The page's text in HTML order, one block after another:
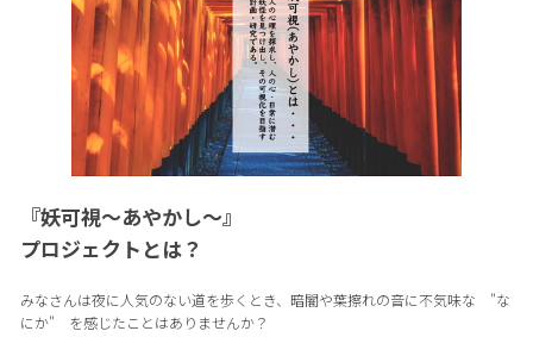
『妖可視〜あやかし〜』
プロジェクトとは？
みなさんは夜に人気のない道を歩くとき、暗闇や葉擦れの音に不気味な "な
にか" を感じたことはありませんか？